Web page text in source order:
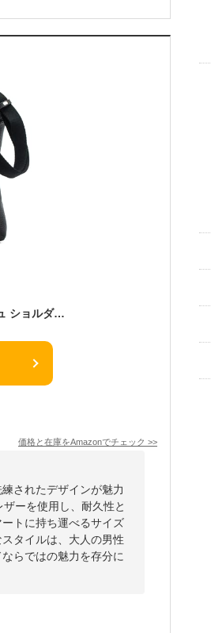
[フェリージ] バッグ シュリンクレザー サコッシュ ショルダーバッグ 17/71/LD+DS FLS F ネイビー（C75）
価格と在庫をAmazonでチェック >>
されたデザインが魅力
ーを使用し、耐久性と
トに持ち運べるサイズ
タイルは、大人の男性
らではの魅力を存分に